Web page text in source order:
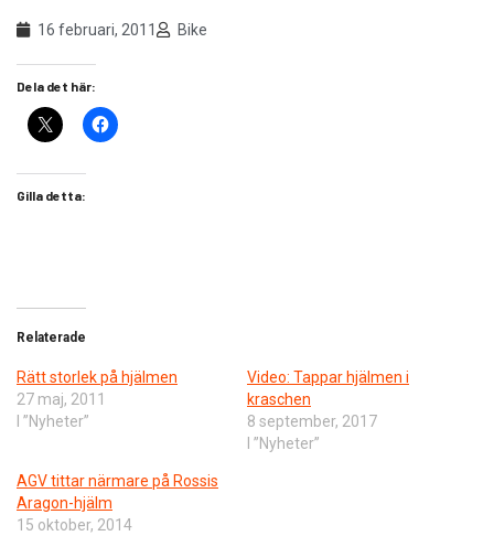
16 februari, 2011 Bike
Dela det här:
Gilla detta:
Relaterade
Rätt storlek på hjälmen
27 maj, 2011
I ”Nyheter”
Video: Tappar hjälmen i
kraschen
8 september, 2017
I ”Nyheter”
AGV tittar närmare på Rossis
Aragon-hjälm
15 oktober, 2014